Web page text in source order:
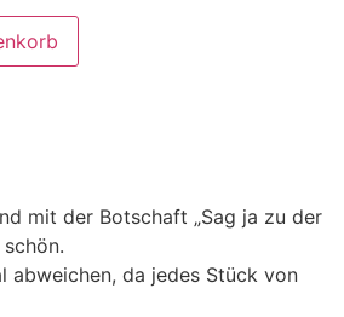
mit der Botschaft „Sag ja zu der
abweichen, da jedes Stück von